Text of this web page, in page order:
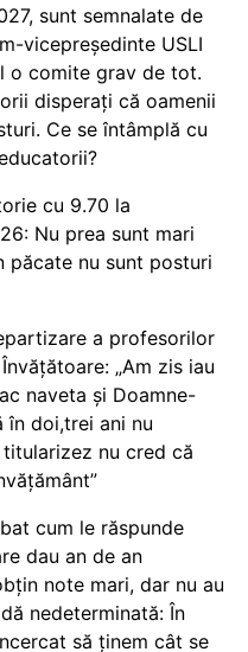
sunt semnalate de
vicepreședinte USLI
o comite grav de tot.
disperați că oamenii
Ce se întâmplă cu
cu 9.70 la
Nu prea sunt mari
păcate nu sunt posturi
a profesorilor
„Am zis iau
naveta și Doamne-
în doi,trei ani nu
titularizez nu cred că
cum le răspunde
dau an de an
note mari, dar nu au
nedeterminată: În
să ținem cât se